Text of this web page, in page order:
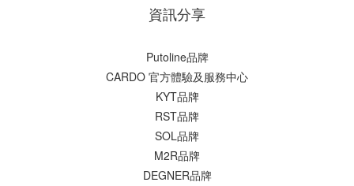
資訊分享
Putoline品牌
CARDO 官方體驗及服務中心
KYT品牌
RST品牌
SOL品牌
M2R品牌
DEGNER品牌